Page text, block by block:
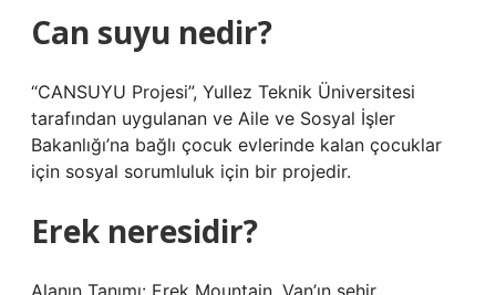
Can suyu nedir?
“CANSUYU Projesi”, Yullez Teknik Üniversitesi
tarafından uygulanan ve Aile ve Sosyal İşler
Bakanlığı’na bağlı çocuk evlerinde kalan çocuklar
için sosyal sorumluluk için bir projedir.
Erek neresidir?
Alanın Tanımı: Erek Mountain, Van’ın şehir